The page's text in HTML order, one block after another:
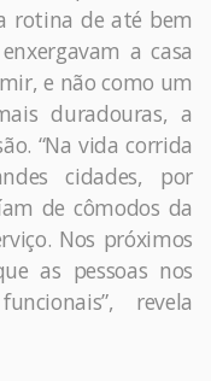
rotina de até bem
a casa
e não como um
duradouras, a
“Na vida corrida
cidades, por
de cômodos da
Nos próximos
as pessoas nos
revela